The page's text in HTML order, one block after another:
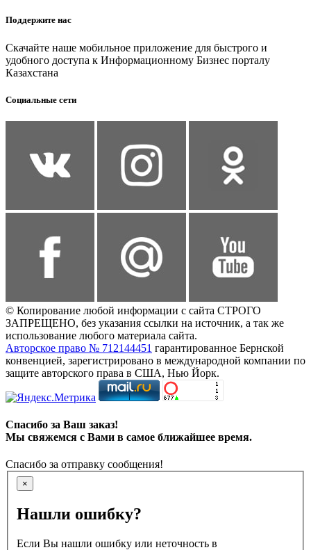
Поддержите нас
Скачайте наше мобильное приложение для быстрого и
удобного доступа к Информационному Бизнес порталу
Казахстана
Социальные сети
© Копирование любой информации с сайта СТРОГО
ЗАПРЕЩЕНО, без указания ссылки на источник, а так же
использование любого материала сайта.
Авторское право № 712144451 гарантированное Бернской
конвенцией, зарегистрировано в международной компании по
защите авторского права в США, Нью Йорк.
Спасибо за Ваш заказ!
Мы свяжемся с Вами в самое ближайшее время.
Спасибо за отправку сообщения!
×
Нашли ошибку?
Если Вы нашли ошибку или неточность в